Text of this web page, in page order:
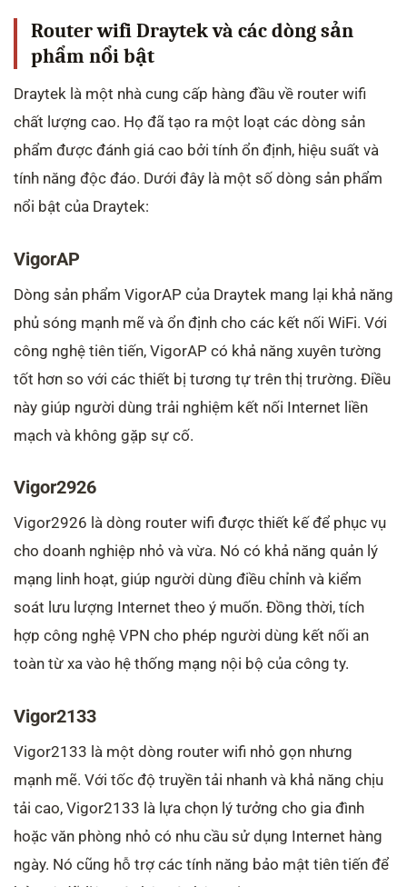
Router wifi Draytek và các dòng sản
phẩm nổi bật
Draytek là một nhà cung cấp hàng đầu về router wifi
chất lượng cao. Họ đã tạo ra một loạt các dòng sản
phẩm được đánh giá cao bởi tính ổn định, hiệu suất và
tính năng độc đáo. Dưới đây là một số dòng sản phẩm
nổi bật của Draytek:
VigorAP
Dòng sản phẩm VigorAP của Draytek mang lại khả năng
phủ sóng mạnh mẽ và ổn định cho các kết nối WiFi. Với
công nghệ tiên tiến, VigorAP có khả năng xuyên tường
tốt hơn so với các thiết bị tương tự trên thị trường. Điều
này giúp người dùng trải nghiệm kết nối Internet liền
mạch và không gặp sự cố.
Vigor2926
Vigor2926 là dòng router wifi được thiết kế để phục vụ
cho doanh nghiệp nhỏ và vừa. Nó có khả năng quản lý
mạng linh hoạt, giúp người dùng điều chỉnh và kiểm
soát lưu lượng Internet theo ý muốn. Đồng thời, tích
hợp công nghệ VPN cho phép người dùng kết nối an
toàn từ xa vào hệ thống mạng nội bộ của công ty.
Vigor2133
Vigor2133 là một dòng router wifi nhỏ gọn nhưng
mạnh mẽ. Với tốc độ truyền tải nhanh và khả năng chịu
tải cao, Vigor2133 là lựa chọn lý tưởng cho gia đình
hoặc văn phòng nhỏ có nhu cầu sử dụng Internet hàng
ngày. Nó cũng hỗ trợ các tính năng bảo mật tiên tiến để